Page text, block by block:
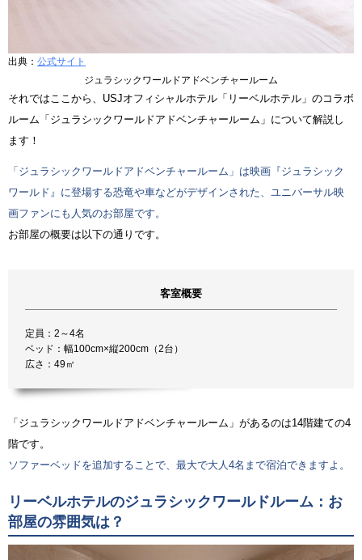
出典： 公式サイト
ジュラシックワールドアドベンチャールーム
それではここから、USJオフィシャルホテル「リーベルホテル」のコラボ
ルーム「ジュラシックワールドアドベンチャールーム」について解説し
ます！
「ジュラシックワールドアドベンチャールーム」は映画『ジュラシック
ワールド』に登場する恐竜や車などがデザインされた、ユニバーサル映
画ファンにも人気のお部屋です。
お部屋の概要は以下の通りです。
客室概要
定員：2～4名
ベッド：幅100cm×縦200cm（2台）
広さ：49㎡
「ジュラシックワールドアドベンチャールーム」があるのは14階建ての4
階です。
ソファーベッドを追加することで、最大で大人4名まで宿泊できますよ。
リーベルホテルのジュラシックワールドルーム：お
部屋の雰囲気は？